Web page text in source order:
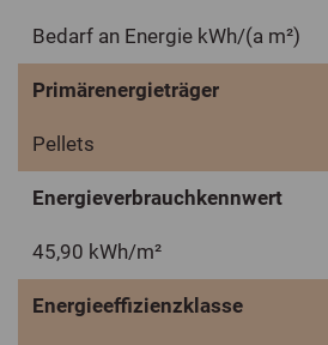
Bedarf an Energie kWh/(a m²)
Primärenergieträger
Pellets
Energieverbrauchkennwert
45,90 kWh/m²
Energieeffizienzklasse